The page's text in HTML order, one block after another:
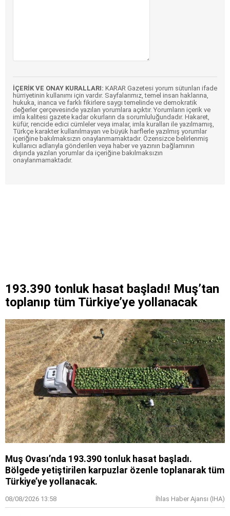
İÇERİK VE ONAY KURALLARI: KARAR Gazetesi yorum sütunları ifade
hürriyetinin kullanımı için vardır. Sayfalarımız, temel insan haklarına,
hukuka, inanca ve farklı fikirlere saygı temelinde ve demokratik
değerler çerçevesinde yazılan yorumlara açıktır. Yorumların içerik ve
imla kalitesi gazete kadar okurların da sorumluluğundadır. Hakaret,
küfür, rencide edici cümleler veya imalar, imla kuralları ile yazılmamış,
Türkçe karakter kullanılmayan ve büyük harflerle yazılmış yorumlar
içeriğine bakılmaksızın onaylanmamaktadır. Özensizce belirlenmiş
kullanıcı adlarıyla gönderilen veya haber ve yazının bağlamının
dışında yazılan yorumlar da içeriğine bakılmaksızın
onaylanmamaktadır.
193.390 tonluk hasat başladı! Muş’tan
toplanıp tüm Türkiye’ye yollanacak
Muş Ovası’nda 193.390 tonluk hasat başladı.
Bölgede yetiştirilen karpuzlar özenle toplanarak tüm
Türkiye’ye yollanacak.
08/08/2026 13:58 İhlas Haber Ajansı (IHA)